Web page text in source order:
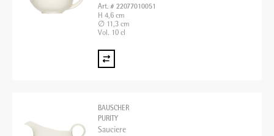
Art. # 22077010051
H 4,6 cm
∅ 11,3 cm
Vol. 10 cl
BAUSCHER
PURITY
Sauciere